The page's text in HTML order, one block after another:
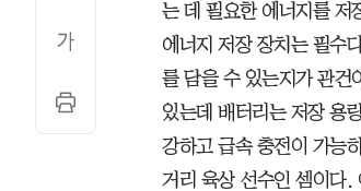
는 데 필요한 에너지를 저
에너지 저장 장치는 필수
를 담을 수 있는지가 관
있는데 배터리는 저장 용
강하고 급속 충전이 가능
거리 육상 선수인 셈이다.